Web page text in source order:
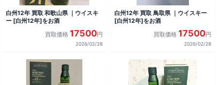
白州12年 買取 和歌山県 ｜ウイスキ
ー [白州12年]をお酒
買取価格 17500円
2026/02/28
白州12年 買取 鳥取県 ｜ウイスキー
[白州12年]をお酒
買取価格 17500円
2026/02/28